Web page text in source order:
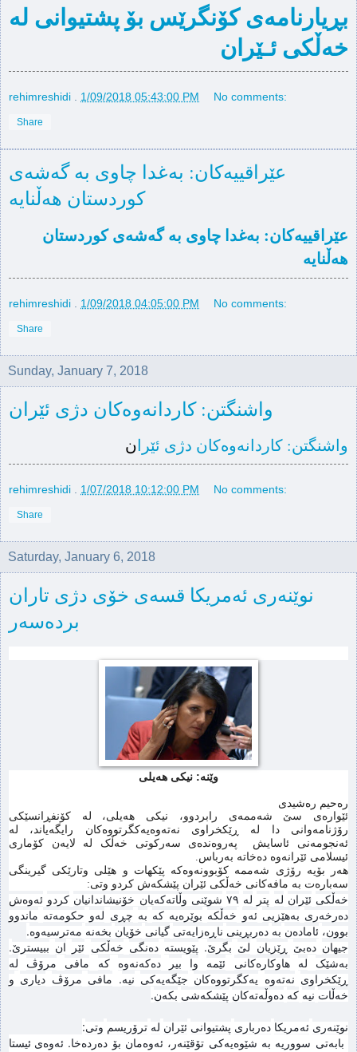
بڕیارنامەی کۆنگرێس بۆ پشتیوانی لە
خەڵکی ئـێران
rehimreshidi 1/09/2018 05:43:00 PM No comments:
Share
عێراقییەکان: بەغدا چاوی بە گەشەی
کوردستان هەڵنایە
عێراقییەکان: بەغدا چاوی بە گەشەی کوردستان
هەڵنایە
rehimreshidi 1/09/2018 04:05:00 PM No comments:
Share
Sunday, January 7, 2018
واشنگتن: کاردانەوەکان دژی ئێران
واشنگتن: کاردانەوەکان دژی ئێران
rehimreshidi 1/07/2018 10:12:00 PM No comments:
Share
Saturday, January 6, 2018
نوێنەری ئەمریکا قسەی خۆی دژی تاران
بردەسەر
وێنە: نیکی هەیلی
رەحیم رەشیدی
ئێوارەی سێ شەممهی رابردوو، نیكی ههیلی، لە
کۆنفڕانسێکی
رۆژنامهوانی دا له ڕێکخراوی نەتەوەیەکگرتووەکان رایگهیاند، له
ئەنجومەنی
ئاسایش پەروەندەی سەرکوتی خەڵک لە لایەن
کۆماری
ئیسلامی ئێرانەوە دهخاته بهرباس
ههر بۆیه رۆژی شهممه كۆبوونهوهكه پێكهات و هێلی وتارێكی گیرینگی
سهبارهت به مافهكانی خهڵكی ئێران پێشكهش كردو وتی:
خەڵکی ئێران لە پتر لە ٧٩ شوێنی وڵاتهكهیان خۆنیشاندانیان کردو ئەوەش
دەرخەری بەهێزیی ئەو خەڵکە بوێرەیە کە بە چڕی لەو حکومەتە ماندوو
بوون، ئامادەن بە دەربڕینی ناڕەزایەتی گیانی خۆیان بخەنە مەترسیەوە.
جیهان دەبێ ڕێزیان لێ بگرێ. پێویستە دەنگی خەڵکی ئێر ان ببیسترێ.
بەشێک لە هاوکارەکانی ئێمە وا بیر دەکەنەوە کە مافی مرۆڤ
لە
ڕێکخراوی نەتەوە یەکگرتووەکان جێگەیەکی نیە. مافی مرۆڤ دیاری و
خەڵات نیە کە دەوڵەتەکان پێشکەشی بکەن.
نوێنەری ئەمریکا دەرباری پشتیوانی ئێران لە ترۆریسم وتی:
بابەتی سووریە بە شێوەیەکی تۆقێنەر، ئەوەمان بۆ دەردەخا. ئەوەی ئیستا